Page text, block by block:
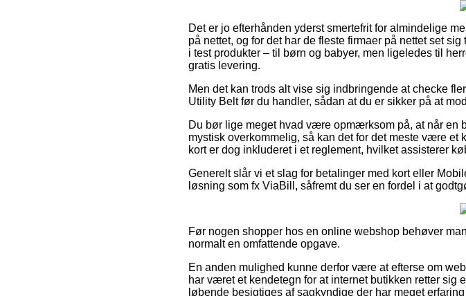
Det er jo efterhånden yderst smertefrit for almindelige
på nettet, og for det har de fleste firmaer på nettet set
i test produkter – til børn og babyer, men ligeledes til
gratis levering.
Men det kan trods alt vise sig indbringende at checke
Utility Belt før du handler, sådan at du er sikker på at
Du bør lige meget hvad være opmærksom på, at når en
mystisk overkommelig, så kan det for det meste være
kort er dog inkluderet i et reglement, hvilket assisterer
Generelt slår vi et slag for betalinger med kort eller
løsning som fx ViaBill, såfremt du ser en fordel i at
Før nogen shopper hos en online webshop behøver
normalt en omfattende opgave.
En anden mulighed kunne derfor være at efterse om
har været et kendetegn for at internet butikken retter sig
løbende besigtiges af sagkyndige der har meget